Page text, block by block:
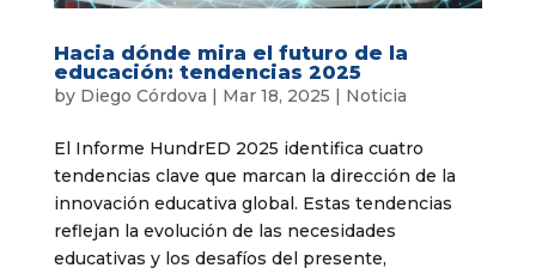
Hacia dónde mira el futuro de la
educación: tendencias 2025
by Diego Córdova | Mar 18, 2025 | Noticia
El Informe HundrED 2025 identifica cuatro
tendencias clave que marcan la dirección de la
innovación educativa global. Estas tendencias
reflejan la evolución de las necesidades
educativas y los desafíos del presente,